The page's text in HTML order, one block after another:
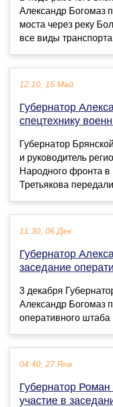
Александр Богомаз
моста через реку
все виды
12:10, 16 Май
Губернатор
спецтехнику
Губернатор
и руководитель
Народного фронта в
Третьякова
11:30, 06 Дек
Губернатор
заседание
3 декабря
Александр Богомаз
оперативного штаба
04:40, 27 Янв
Губернатор
участие в